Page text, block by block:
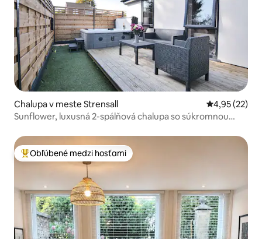
Chalupa v meste Strensall Priemerné
4,95 (22)
Sunflower, luxusná 2-spálňová chalupa so súkromnou
Najobľúbenejšie medzi hosťami
Obľúbené medzi hosťami